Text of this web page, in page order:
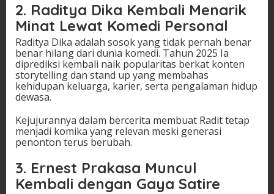
2. Raditya Dika Kembali Menarik
Minat Lewat Komedi Personal
Raditya Dika adalah sosok yang tidak pernah benar
benar hilang dari dunia komedi. Tahun 2025 Ia
diprediksi kembali naik popularitas berkat konten
storytelling dan stand up yang membahas
kehidupan keluarga, karier, serta pengalaman hidup
dewasa.
Kejujurannya dalam bercerita membuat Radit tetap
menjadi komika yang relevan meski generasi
penonton terus berubah.
3. Ernest Prakasa Muncul
Kembali dengan Gaya Satire